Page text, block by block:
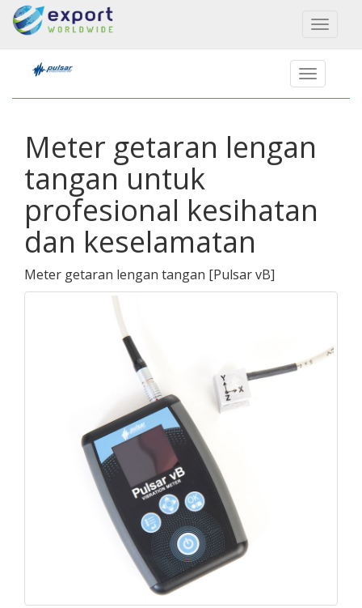
Toggle
Meter getaran lengan
tangan untuk
profesional kesihatan
dan keselamatan
Meter getaran lengan tangan [Pulsar vB]